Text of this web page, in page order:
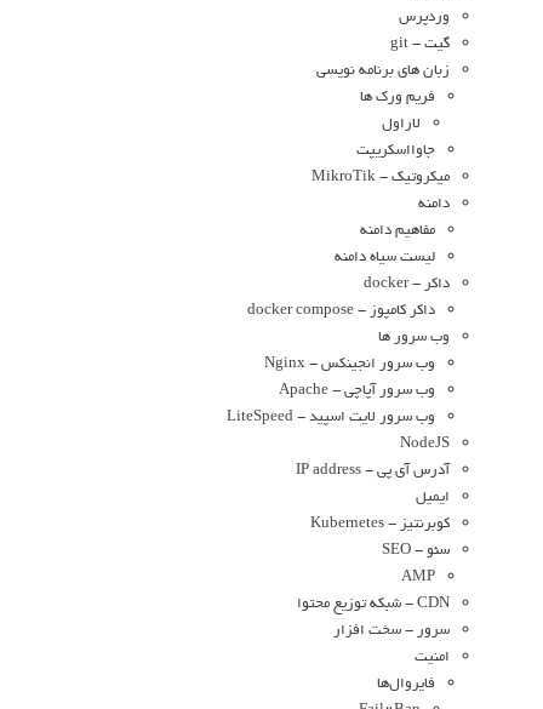
وردپرس
گیت - git
زبان های برنامه نویسی
فریم ورک ها
لاراول
جاوااسکریپت
میکروتیک - MikroTik
دامنه
مفاهیم دامنه
لیست سیاه دامنه
داکر - docker
داکر کامپوز - docker compose
وب سرور ها
وب سرور انجینکس - Nginx
وب سرور آپاچی - Apache
وب سرور لایت اسپید - LiteSpeed
NodeJS
آدرس آی پی - IP address
ایمیل
کوبرنتیز - Kubernetes
سئو - SEO
AMP
CDN - شبکه توزیع محتوا
سرور - سخت افزار
امنیت
فایروال‌ها